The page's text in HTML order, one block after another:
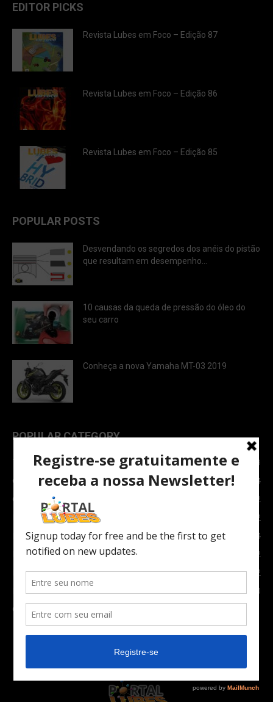
EDITOR PICKS
Revista Lubes em Foco – Edição 87
Revista Lubes em Foco – Edição 86
Revista Lubes em Foco – Edição 85
POPULAR POSTS
Desvendando os segredos dos anéis do pistão
que resultam em desempenho...
10 causas da queda de pressão do óleo do
seu carro
Conheça a nova Yamaha MT-03 2019
POPULAR CATEGORY
TOPNEWS
7089
Carro e Moto
3764
Carro
2082
Notícias
1852
Indústria
1024
Moto
972
Economia
672
Newsletter
630
Carros Verdes e Novas tecnologias automotivas